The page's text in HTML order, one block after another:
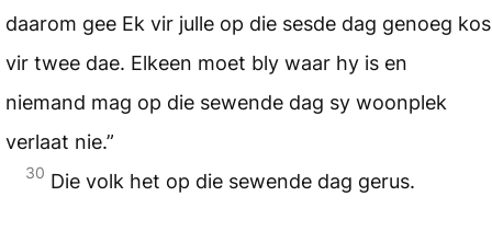
daarom gee Ek vir julle op die sesde dag genoeg kos
vir twee dae. Elkeen moet bly waar hy is en
niemand mag op die sewende dag sy woonplek
verlaat nie.”
30 Die volk het op die sewende dag gerus.